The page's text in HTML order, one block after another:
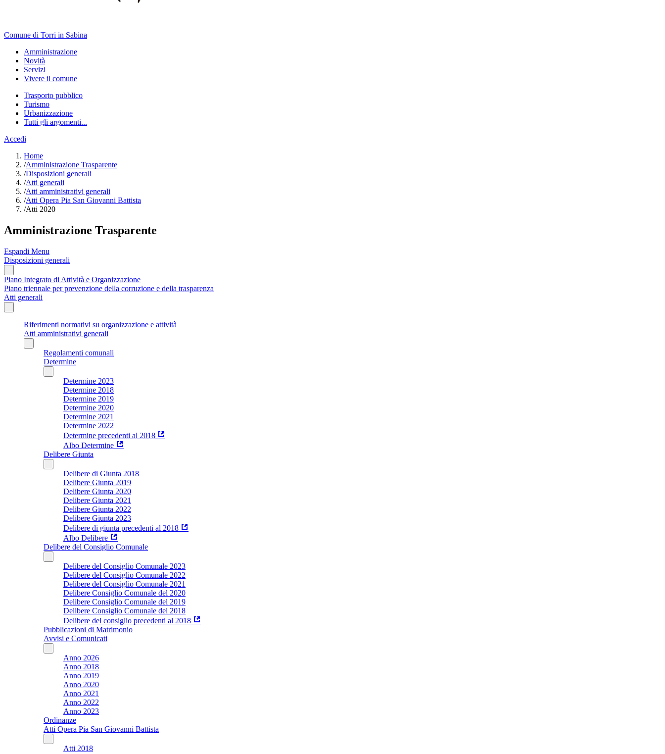
Comune di Torri in Sabina
Amministrazione
Novità
Servizi
Vivere il comune
Trasporto pubblico
Turismo
Urbanizzazione
Tutti gli argomenti...
Accedi
Home
/Amministrazione Trasparente
/Disposizioni generali
/Atti generali
/Atti amministrativi generali
/Atti Opera Pia San Giovanni Battista
/Atti 2020
Amministrazione Trasparente
Espandi Menu
Disposizioni generali
Piano Integrato di Attività e Organizzazione
Piano triennale per prevenzione della corruzione e della trasparenza
Atti generali
Riferimenti normativi su organizzazione e attività
Atti amministrativi generali
Regolamenti comunali
Determine
Determine 2023
Determine 2018
Determine 2019
Determine 2020
Determine 2021
Determine 2022
Determine precedenti al 2018
Albo Determine
Delibere Giunta
Delibere di Giunta 2018
Delibere Giunta 2019
Delibere Giunta 2020
Delibere Giunta 2021
Delibere Giunta 2022
Delibere Giunta 2023
Delibere di giunta precedenti al 2018
Albo Delibere
Delibere del Consiglio Comunale
Delibere del Consiglio Comunale 2023
Delibere del Consiglio Comunale 2022
Delibere del Consiglio Comunale 2021
Delibere Consiglio Comunale del 2020
Delibere Consiglio Comunale del 2019
Delibere Consiglio Comunale del 2018
Delibere del consiglio precedenti al 2018
Pubblicazioni di Matrimonio
Avvisi e Comunicati
Anno 2026
Anno 2018
Anno 2019
Anno 2020
Anno 2021
Anno 2022
Anno 2023
Ordinanze
Atti Opera Pia San Giovanni Battista
Atti 2018